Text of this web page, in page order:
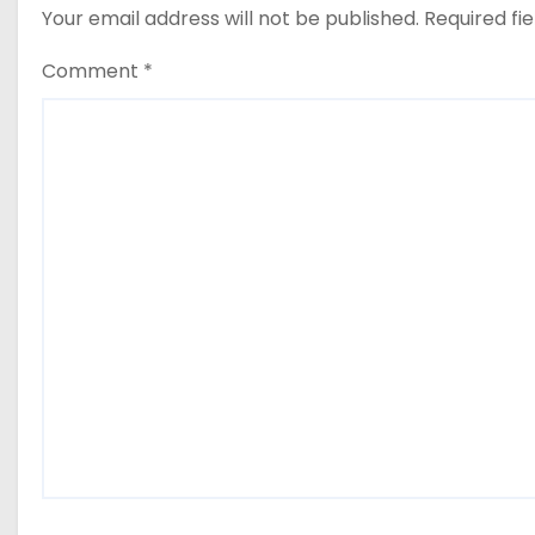
Your email address will not be published. Required
Comment *